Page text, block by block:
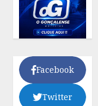
Facebook
Twitter